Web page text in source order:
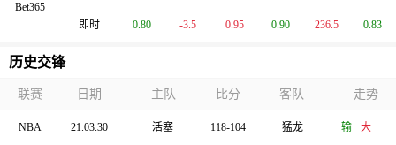
Bet365
即时 0.80 -3.5 0.95 0.90 236.5 0.83
历史交锋
联赛 日期 主队 比分 客队 走势
NBA 21.03.30 活塞 118-104 猛龙 输 大